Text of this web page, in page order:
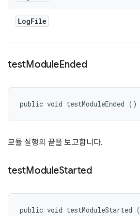
LogFile
testModuleEnded
public void testModuleEnded ()
모듈 실행의 끝을 보고합니다.
testModuleStarted
public void testModuleStarted (